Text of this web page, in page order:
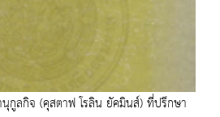
นุกูลกิจ (คุสตาฟ โรลิน ยัคมินส์) ที่ปรึกษา